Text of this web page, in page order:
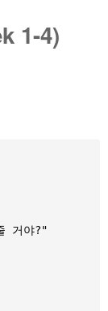
1-4)
거야?"